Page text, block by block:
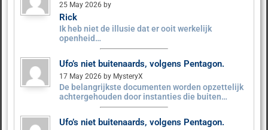
25 May 2026 by
Rick
Ik heb niet de illusie dat er ooit werkelijk
openheid…
Ufo’s niet buitenaards, volgens Pentagon.
17 May 2026 by MysteryX
De belangrijkste documenten worden opzettelijk
achtergehouden door instanties die buiten…
Ufo’s niet buitenaards, volgens Pentagon.